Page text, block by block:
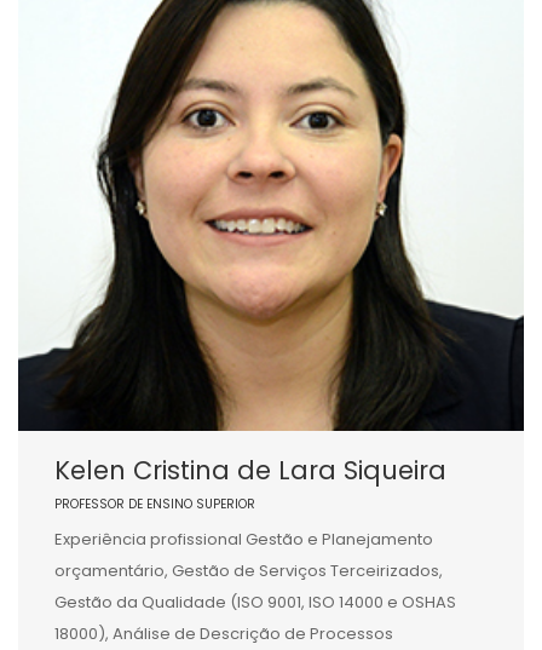
Kelen Cristina de Lara Siqueira
PROFESSOR DE ENSINO SUPERIOR
Experiência profissional Gestão e Planejamento
orçamentário, Gestão de Serviços Terceirizados,
Gestão da Qualidade (ISO 9001, ISO 14000 e OSHAS
18000), Análise de Descrição de Processos